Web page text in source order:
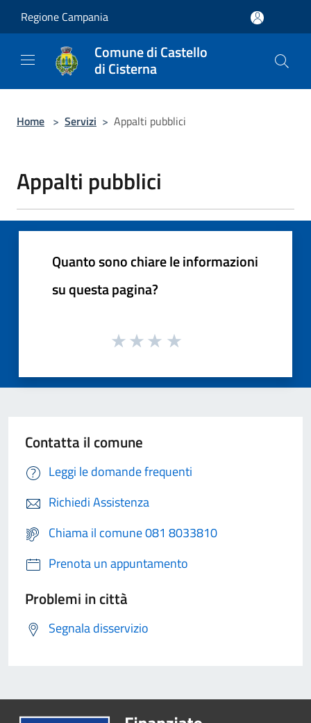
Regione Campania
Comune di Castello
di Cisterna
Home > Servizi > Appalti pubblici
Appalti pubblici
Quanto sono chiare le informazioni
su questa pagina?
Contatta il comune
Leggi le domande frequenti
Richiedi Assistenza
Chiama il comune 081 8033810
Prenota un appuntamento
Problemi in città
Segnala disservizio